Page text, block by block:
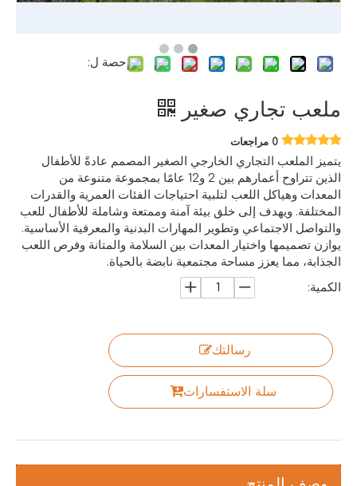
حصة ل:
ملعب تجاري صغير
0 مراجعات
يتميز الملعب التجاري الخارجي الصغير المصمم عادةً للأطفال
الذين تتراوح أعمارهم بين 2 و12 عامًا بمجموعة متنوعة من
المعدات وهياكل اللعب لتلبية احتياجات الفئات العمرية والقدرات
المختلفة. ويهدف إلى خلق بيئة آمنة وممتعة وشاملة للأطفال للعب
والتواصل الاجتماعي وتطوير المهارات البدنية والمعرفية الأساسية.
يوازن تصميمها واختيار المعدات بين السلامة والمتانة وفرص اللعب
الجذابة، مما يعزز مساحة مجتمعية نابضة بالحياة.
الكمية:
رسالتك
سلة الاستفسارات